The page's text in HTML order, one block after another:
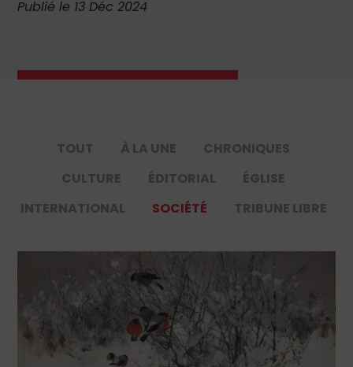
Publié le 13 Déc 2024
TOUT À LA UNE
CHRONIQUES
CULTURE
ÉDITORIAL
ÉGLISE
INTERNATIONAL
SOCIÉTÉ TRIBUNE LIBRE